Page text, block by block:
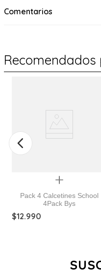
Comentarios
Quickview
Pack 4 Calcetines School
4Pack Bys
$12.990